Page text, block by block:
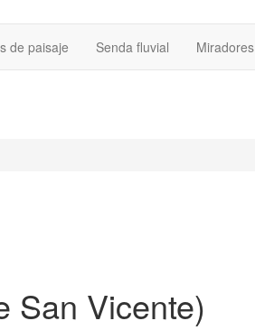
de paisaje Senda fluvial Miradores
San Vicente)